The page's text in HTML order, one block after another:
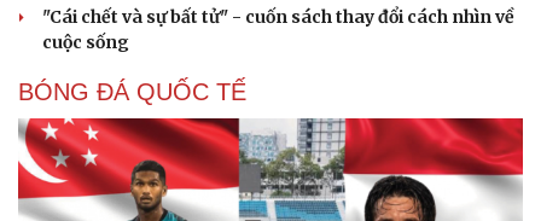
Du lịch
Tư vấn
Săn Tour
check-in
Podcast
Câu chuyện thời sự
Đọc truyện đêm khuya
Cửa sổ tình yêu
"Cái chết và sự bất tử" - cuốn sách thay đổi cách nhìn về
cuộc sống
BÓNG ĐÁ QUỐC TẾ